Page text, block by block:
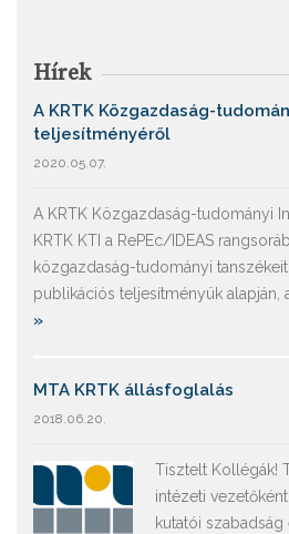
Hírek
A KRTK Közgazdaság-
teljesítményéről
2020.05.07.
A KRTK Közgazdaság-tudományi
KRTK KTI a RePEc/IDEAS
közgazdaság-tudományi
publikációs teljesítményük alapján,
»
MTA KRTK állásfoglalás
2018.06.20.
Tisztelt Kollégák!
intézeti
kutatói